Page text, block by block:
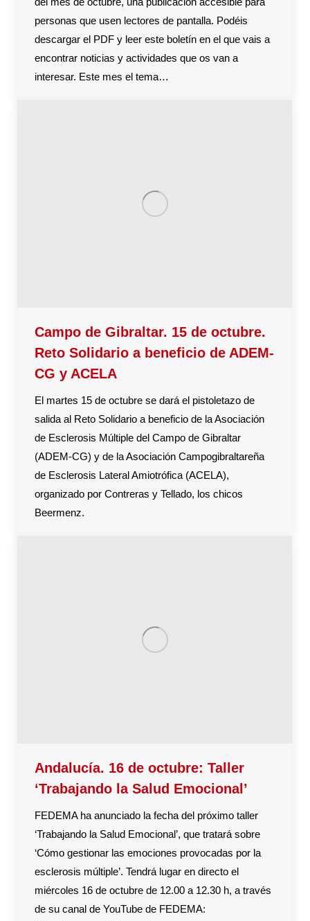
personas que usen lectores de pantalla. Podéis
descargar el PDF y leer este boletín en el que vais a
encontrar noticias y actividades que os van a
interesar. Este mes el tema…
Campo de Gibraltar. 15 de octubre.
Reto Solidario a beneficio de ADEM-
CG y ACELA
El martes 15 de octubre se dará el pistoletazo de
salida al Reto Solidario a beneficio de la Asociación
de Esclerosis Múltiple del Campo de Gibraltar
(ADEM-CG) y de la Asociación Campogibraltareña
de Esclerosis Lateral Amiotrófica (ACELA),
organizado por Contreras y Tellado, los chicos
Beermenz.
Andalucía. 16 de octubre: Taller
‘Trabajando la Salud Emocional’
FEDEMA ha anunciado la fecha del próximo taller
‘Trabajando la Salud Emocional’, que tratará sobre
‘Cómo gestionar las emociones provocadas por la
esclerosis múltiple’. Tendrá lugar en directo el
miércoles 16 de octubre de 12.00 a 12.30 h, a través
de su canal de YouTube de FEDEMA: